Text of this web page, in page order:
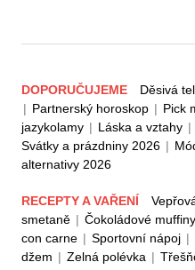
DOPORUČUJEME Děsivá
| Partnerský horoskop | Pick
jazykolamy | Láska a vztahy |
Svátky a prázdniny 2026 |
alternativy 2026
RECEPTY A VAŘENÍ
smetaně | Čokoládové muffiny
con carne | Sportovní nápoj |
džem | Zelná polévka |